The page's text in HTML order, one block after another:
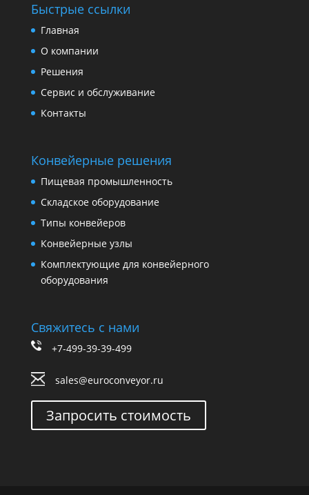
Быстрые ссылки
Главная
О компании
Решения
Сервис и обслуживание
Контакты
Конвейерные решения
Пищевая промышленность
Складское оборудование
Типы конвейеров
Конвейерные узлы
Комплектующие для конвейерного
оборудования
Свяжитесь с нами
+7-499-39-39-499
sales@euroconveyor.ru
Запросить стоимость